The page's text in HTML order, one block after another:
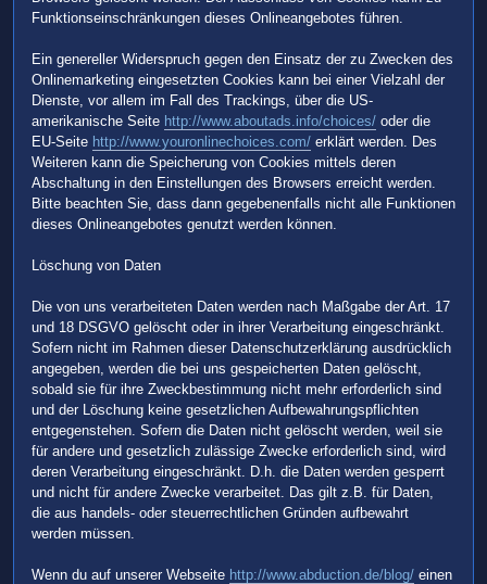
Funktionseinschränkungen dieses Onlineangebotes führen.
Ein genereller Widerspruch gegen den Einsatz der zu Zwecken des
Onlinemarketing eingesetzten Cookies kann bei einer Vielzahl der
Dienste, vor allem im Fall des Trackings, über die US-
amerikanische Seite http://www.aboutads.info/choices/ oder die
EU-Seite http://www.youronlinechoices.com/ erklärt werden. Des
Weiteren kann die Speicherung von Cookies mittels deren
Abschaltung in den Einstellungen des Browsers erreicht werden.
Bitte beachten Sie, dass dann gegebenenfalls nicht alle Funktionen
dieses Onlineangebotes genutzt werden können.
Löschung von Daten
Die von uns verarbeiteten Daten werden nach Maßgabe der Art. 17
und 18 DSGVO gelöscht oder in ihrer Verarbeitung eingeschränkt.
Sofern nicht im Rahmen dieser Datenschutzerklärung ausdrücklich
angegeben, werden die bei uns gespeicherten Daten gelöscht,
sobald sie für ihre Zweckbestimmung nicht mehr erforderlich sind
und der Löschung keine gesetzlichen Aufbewahrungspflichten
entgegenstehen. Sofern die Daten nicht gelöscht werden, weil sie
für andere und gesetzlich zulässige Zwecke erforderlich sind, wird
deren Verarbeitung eingeschränkt. D.h. die Daten werden gesperrt
und nicht für andere Zwecke verarbeitet. Das gilt z.B. für Daten,
die aus handels- oder steuerrechtlichen Gründen aufbewahrt
werden müssen.
Wenn du auf unserer Webseite http://www.abduction.de/blog/ einen